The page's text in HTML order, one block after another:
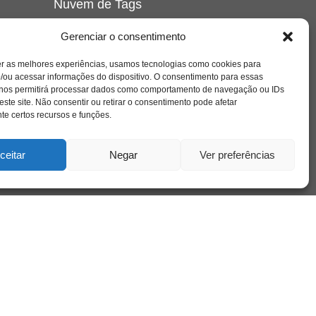
Gerenciar o consentimento
as melhores experiências, usamos tecnologias como cookies para
ou acessar informações do dispositivo. O consentimento para essas
permitirá processar dados como comportamento de navegação ou IDs
site. Não consentir ou retirar o consentimento pode afetar
certos recursos e funções.
Negar Ver preferências
Nuvem de Tags
crianca cuidado cultura depressao
educação família filme
freud infância insight jung liberdade livro
loucura luto maternidade
psicologia relato